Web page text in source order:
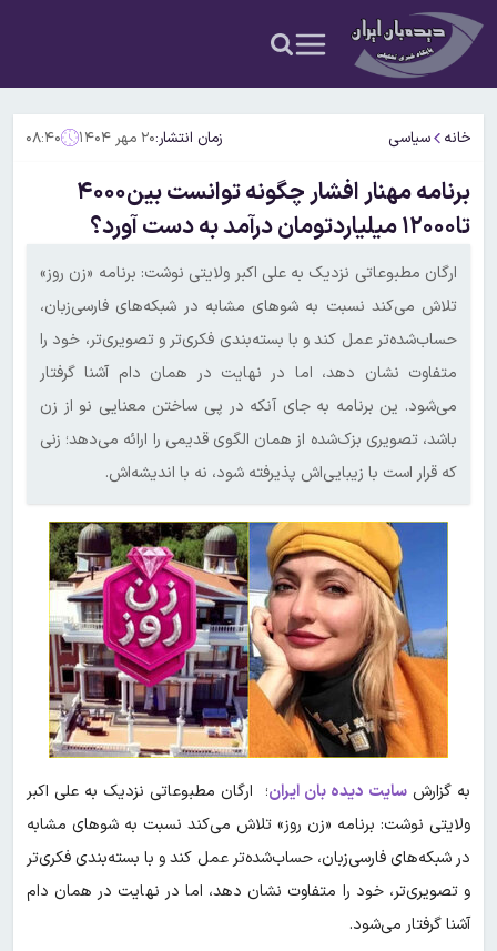
خانه سیاسی زمان انتشار:۲۰ مهر ۱۴۰۴ ۰۸:۴۰
برنامه مهنار افشار چگونه توانست بین۴۰۰۰
تا۱۲۰۰۰ میلیاردتومان درآمد به دست آورد؟
ارگان مطبوعاتی نزدیک به علی اکبر ولایتی نوشت: برنامه‌ «زن روز»
تلاش می‌کند نسبت به شوهای مشابه در شبکه‌های فارسی‌زبان،
حساب‌شده‌تر عمل کند و با بسته‌بندی فکری‌تر و تصویری‌تر، خود را
متفاوت نشان دهد، اما در نهایت در همان دام آشنا گرفتار
می‌شود. ین برنامه به جای آنکه در پی ساختن معنایی نو از زن
باشد، تصویری بزک‌شده از همان الگوی قدیمی را ارائه می‌دهد؛ زنی
که قرار است با زیبایی‌اش پذیرفته شود، نه با اندیشه‌اش.
به گزارشسایت دیده بان ایران؛ ارگان مطبوعاتی نزدیک به علی اکبر
ولایتی نوشت: برنامه‌ «زن روز» تلاش می‌کند نسبت به شوهای مشابه
در شبکه‌های فارسی‌زبان، حساب‌شده‌تر عمل کند و با بسته‌بندی فکری‌تر
و تصویری‌تر، خود را متفاوت نشان دهد، اما در نهایت در همان دام
آشنا گرفتار می‌شود.